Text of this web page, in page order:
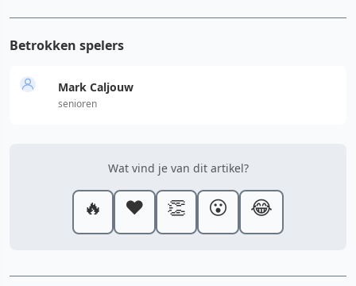
Betrokken spelers
Mark Caljouw
senioren
Wat vind je van dit artikel?
🔥 ❤️ 👏 😮 😂